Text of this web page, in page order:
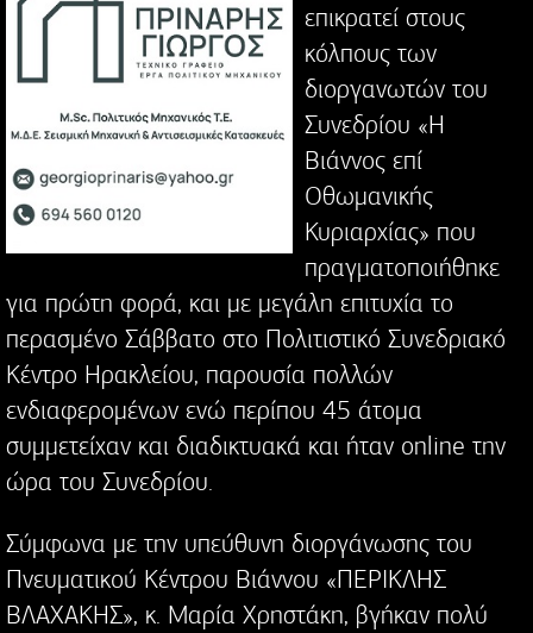
επικρατεί στους
κόλπους των
διοργανωτών του
Συνεδρίου «Η
Βιάννος επί
Οθωμανικής
Κυριαρχίας» που
πραγματοποιήθηκε
για πρώτη φορά, και με μεγάλη επιτυχία το
περασμένο Σάββατο στο Πολιτιστικό Συνεδριακό
Κέντρο Ηρακλείου, παρουσία πολλών
ενδιαφερομένων ενώ περίπου 45 άτομα
συμμετείχαν και διαδικτυακά και ήταν online την
ώρα του Συνεδρίου.
Σύμφωνα με την υπεύθυνη διοργάνωσης του
Πνευματικού Κέντρου Βιάννου «ΠΕΡΙΚΛΗΣ
ΒΛΑΧΑΚΗΣ», κ. Μαρία Χρηστάκη, βγήκαν πολύ